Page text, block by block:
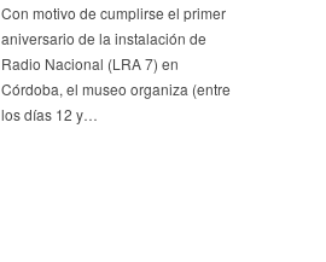
Con motivo de cumplirse el primer
aniversario de la instalación de
Radio Nacional (LRA 7) en
Córdoba, el museo organiza (entre
los días 12 y…